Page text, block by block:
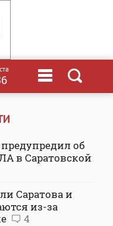
об
в Саратовской
Саратова и
из-за
4